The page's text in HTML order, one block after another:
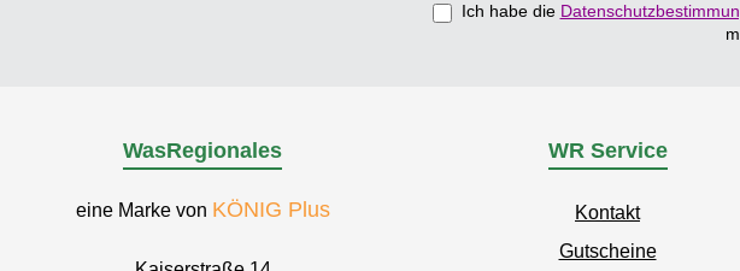
Ich habe die
WasRegionales
eine Marke von KÖNIG Plus
WR Service
Kontakt
Gutscheine